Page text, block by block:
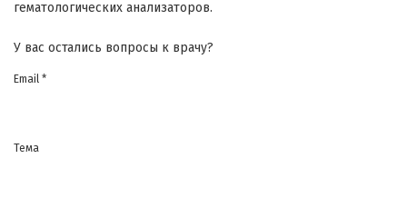
гематологических анализаторов.
У вас остались вопросы к врачу?
Email *
Тема